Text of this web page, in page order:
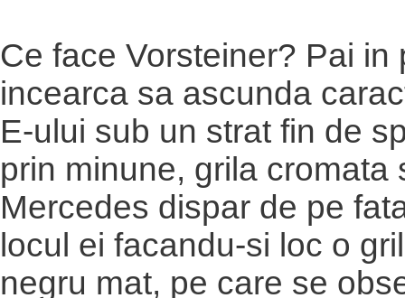
Ce face Vorsteiner? Pai in
incearca sa ascunda
E-ului sub un strat fin de
prin minune, grila cromata
Mercedes dispar de pe
locul ei facandu-si loc o
negru mat, pe care se